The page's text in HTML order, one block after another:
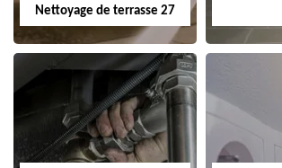
Nettoyage de terrasse 27